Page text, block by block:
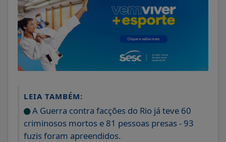
LEIA TAMBÉM:
A Guerra contra facções do Rio já teve 60
criminosos mortos e 81 pessoas presas - 93
fuzis foram apreendidos.